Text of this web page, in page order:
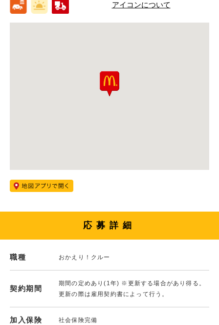
アイコンについて
応募詳細
職種 おかえり！クルー
契約期間
期間の定めあり(1年) ※更新する場合があり得る。
更新の際は雇用契約書によって行う。
加入保険 社会保険完備